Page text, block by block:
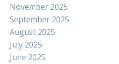
November 2025
September 2025
August 2025
July 2025
June 2025